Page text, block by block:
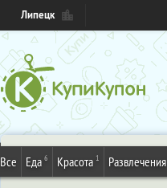
Липецк
Все Еда 6 Красота 1 Развлечения